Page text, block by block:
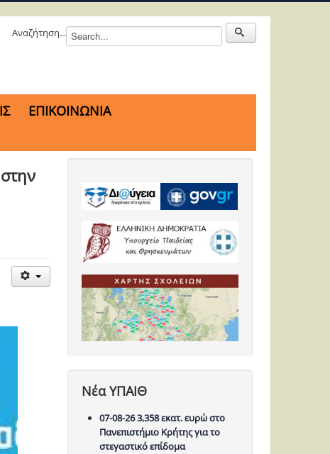
Αναζήτηση...
ΕΠΙΚΟΙΝΩΝΙΑ
Νέα ΥΠΑΙΘ
07-08-26 3,358 εκατ. ευρώ στο
Πανεπιστήμιο Κρήτης για το
στεγαστικό επίδομα